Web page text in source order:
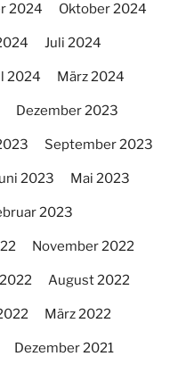
2024 Oktober 2024
Juli 2024
2024 März 2024
Dezember 2023
September 2023
2023 Mai 2023
2023
November 2022
August 2022
März 2022
Dezember 2021